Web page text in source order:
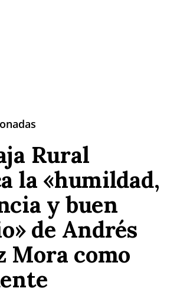
Rural
la «humildad,
y buen
de Andrés
Mora como